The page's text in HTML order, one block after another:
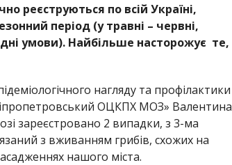
реєструються по всій Україні,
період (у травні – червні,
умови). Найбільше насторожує те,
нагляду та профілактики
ОЦКПХ МОЗ» Валентина
зареєстровано 2 випадки, з 3-ма
з вживанням грибів, схожих на
нашого міста.